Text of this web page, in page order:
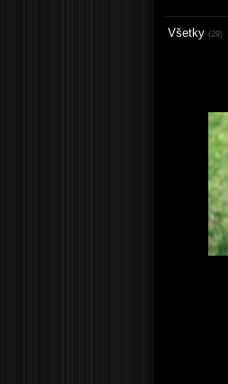
Všetky (29)